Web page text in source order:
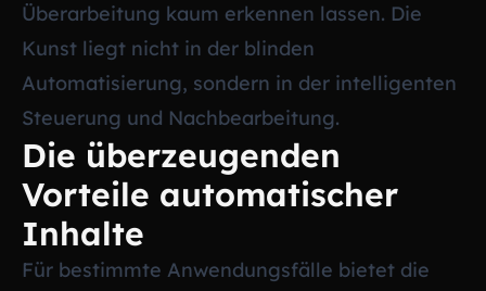
Überarbeitung kaum erkennen lassen. Die
Kunst liegt nicht in der blinden
Automatisierung, sondern in der intelligenten
Steuerung und Nachbearbeitung.
Die überzeugenden
Vorteile automatischer
Inhalte
Für bestimmte Anwendungsfälle bietet die